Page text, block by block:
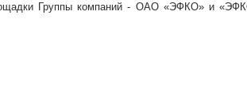
Группы компаний - ОАО «ЭФКО» и